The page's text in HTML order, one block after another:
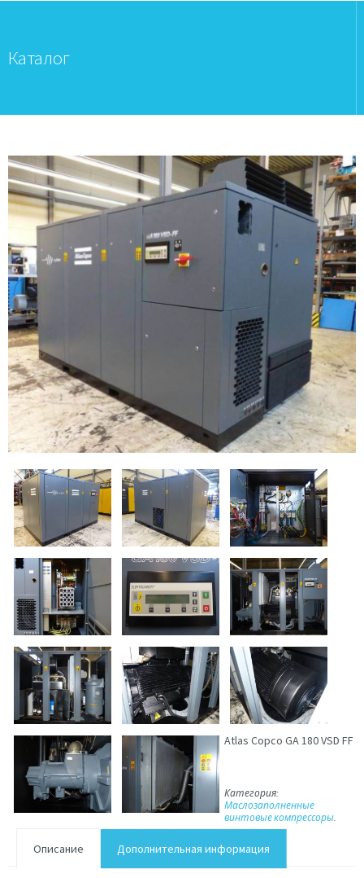
Каталог
Atlas Copco GA 180 VSD FF
Категория:
Маслозаполненные
винтовые компрессоры.
Описание Дополнительная информация